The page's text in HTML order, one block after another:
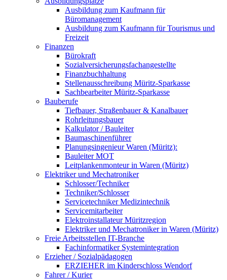
Ausbildung zum Kaufmann für
Büromanagement
Ausbildung zum Kaufmann für Tourismus und
Freizeit
Finanzen
Bürokraft
Sozialversicherungsfachangestellte
Finanzbuchhaltung
Stellenausschreibung Müritz-Sparkasse
Sachbearbeiter Müritz-Sparkasse
Bauberufe
Tiefbauer, Straßenbauer & Kanalbauer
Rohrleitungsbauer
Kalkulator / Bauleiter
Baumaschinenführer
Planungsingenieur Waren (Müritz):
Bauleiter MOT
Leitplankenmonteur in Waren (Müritz)
Elektriker und Mechatroniker
Schlosser/Techniker
Techniker/Schlosser
Servicetechniker Medizintechnik
Servicemitarbeiter
Elektroinstallateur Müritzregion
Elektriker und Mechatroniker in Waren (Müritz)
Freie Arbeitsstellen IT-Branche
Fachinformatiker Systemintegration
Erzieher / Sozialpädagogen
ERZIEHER im Kinderschloss Wendorf
Fahrer / Kurier